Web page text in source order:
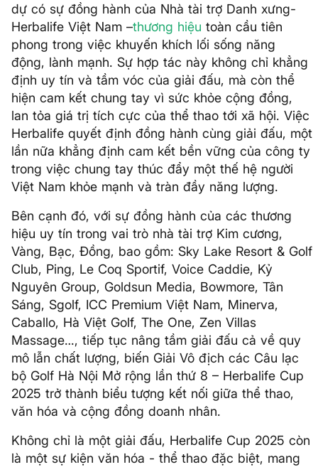
dự có sự đồng hành của Nhà tài trợ Danh xưng-
Herbalife Việt Nam –thương hiệu toàn cầu tiên
phong trong việc khuyến khích lối sống năng
động, lành mạnh. Sự hợp tác này không chỉ khẳng
định uy tín và tầm vóc của giải đấu, mà còn thể
hiện cam kết chung tay vì sức khỏe cộng đồng,
lan tỏa giá trị tích cực của thể thao tới xã hội. Việc
Herbalife quyết định đồng hành cùng giải đấu, một
lần nữa khẳng định cam kết bền vững của công ty
trong việc chung tay thúc đẩy một thế hệ người
Việt Nam khỏe mạnh và tràn đầy năng lượng.
Bên cạnh đó, với sự đồng hành của các thương
hiệu uy tín trong vai trò nhà tài trợ Kim cương,
Vàng, Bạc, Đồng, bao gồm: Sky Lake Resort & Golf
Club, Ping, Le Coq Sportif, Voice Caddie, Kỷ
Nguyên Group, Goldsun Media, Bowmore, Tân
Sáng, Sgolf, ICC Premium Việt Nam, Minerva,
Caballo, Hà Việt Golf, The One, Zen Villas
Massage…, tiếp tục nâng tầm giải đấu cả về quy
mô lẫn chất lượng, biến Giải Vô địch các Câu lạc
bộ Golf Hà Nội Mở rộng lần thứ 8 – Herbalife Cup
2025 trở thành biểu tượng kết nối giữa thể thao,
văn hóa và cộng đồng doanh nhân.
Không chỉ là một giải đấu, Herbalife Cup 2025 còn
là một sự kiện văn hóa - thể thao đặc biệt, mang